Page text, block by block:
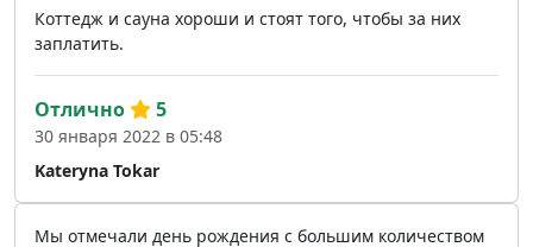
Коттедж и сауна хороши и стоят того, чтобы за них
заплатить.
Kateryna Tokar
Отлично 5
30 января 2022 в 05:48
Мы отмечали день рождения с большим количеством